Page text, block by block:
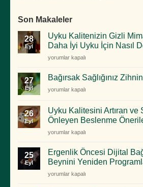
Son Makaleler
28
Eyl
Uyku Kalitenizin Gizli
Daha İyi Uyku İçin Nasıl
Uyku
Gizli
Mimarları:
Yatak
Daha
İyi
İçin
Dönüştürebilirsiniz?
için
yorumlar kapalı
27
Eyl
Bağırsak Sağlığınız
Bağırsak
Zihninizin
Aynasıdır
için
yorumlar kapalı
26
Eyl
Uyku Kalitesini Artıran ve
Önleyen Beslenme
Uyku
Artıran
ve
Sabah
Yorgunluğunu
yorumlar kapalı
25
Eyl
Ergenlik Öncesi Dijital
Beynini Yeniden
Ergenlik
yorumlar kapalı